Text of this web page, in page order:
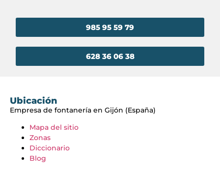
628 36 06 38
985 95 59 79
Ubicación
Empresa de fontanería en Gijón (España)
Mapa del sitio
Zonas
Diccionario
Blog